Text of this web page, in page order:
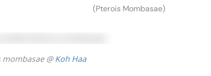
(Pterois Mombasae)
mombasae @Koh Haa